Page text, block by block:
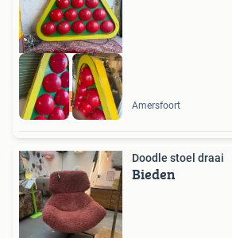
Uniek Amersfoort
Doodle stoel draai
Bieden